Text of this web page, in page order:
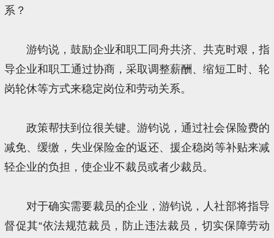
系？
游钧说，鼓励企业和职工同舟共济、共克时艰，指
导企业和职工通过协商，采取调整薪酬、缩短工时、轮
岗轮休等方式来稳定岗位和劳动关系。
政策帮扶到位很关键。游钧说，通过社会保险费的
减免、缓缴，失业保险金的返还、援企稳岗等补贴来减
轻企业的负担，使企业不裁员或者少裁员。
对于确实需要裁员的企业，游钧说，人社部将指导
督促其“依法规范裁员，防止违法裁员，切实保障劳动